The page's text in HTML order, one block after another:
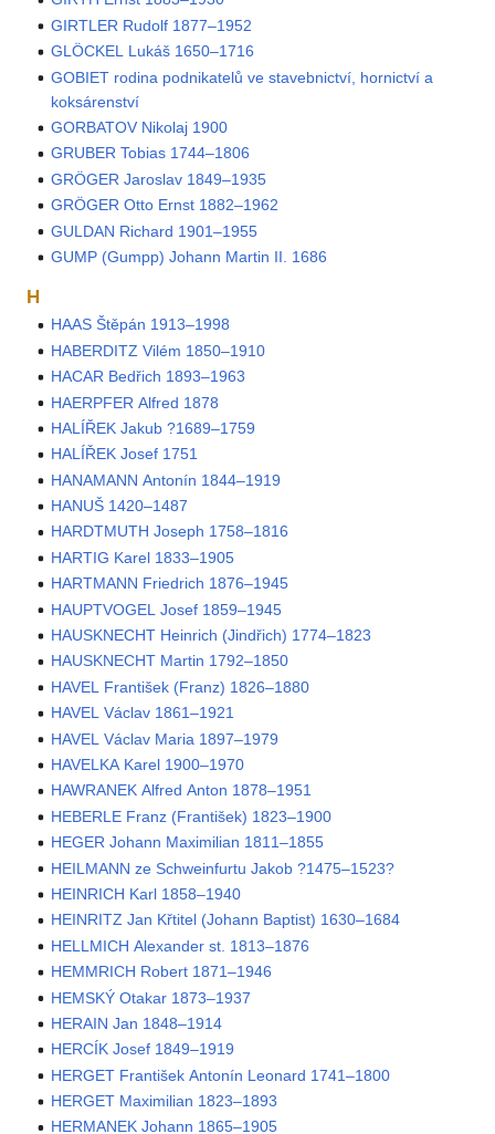
GIRTLER Rudolf 1877–1952
GLÖCKEL Lukáš 1650–1716
GOBIET rodina podnikatelů ve stavebnictví, hornictví a
koksárenství
GORBATOV Nikolaj 1900
GRUBER Tobias 1744–1806
GRÖGER Jaroslav 1849–1935
GRÖGER Otto Ernst 1882–1962
GULDAN Richard 1901–1955
GUMP (Gumpp) Johann Martin II. 1686
H
HAAS Štěpán 1913–1998
HABERDITZ Vilém 1850–1910
HACAR Bedřich 1893–1963
HAERPFER Alfred 1878
HALÍŘEK Jakub ?1689–1759
HALÍŘEK Josef 1751
HANAMANN Antonín 1844–1919
HANUŠ 1420–1487
HARDTMUTH Joseph 1758–1816
HARTIG Karel 1833–1905
HARTMANN Friedrich 1876–1945
HAUPTVOGEL Josef 1859–1945
HAUSKNECHT Heinrich (Jindřich) 1774–1823
HAUSKNECHT Martin 1792–1850
HAVEL František (Franz) 1826–1880
HAVEL Václav 1861–1921
HAVEL Václav Maria 1897–1979
HAVELKA Karel 1900–1970
HAWRANEK Alfred Anton 1878–1951
HEBERLE Franz (František) 1823–1900
HEGER Johann Maximilian 1811–1855
HEILMANN ze Schweinfurtu Jakob ?1475–1523?
HEINRICH Karl 1858–1940
HEINRITZ Jan Křtitel (Johann Baptist) 1630–1684
HELLMICH Alexander st. 1813–1876
HEMMRICH Robert 1871–1946
HEMSKÝ Otakar 1873–1937
HERAIN Jan 1848–1914
HERCÍK Josef 1849–1919
HERGET František Antonín Leonard 1741–1800
HERGET Maximilian 1823–1893
HERMANEK Johann 1865–1905